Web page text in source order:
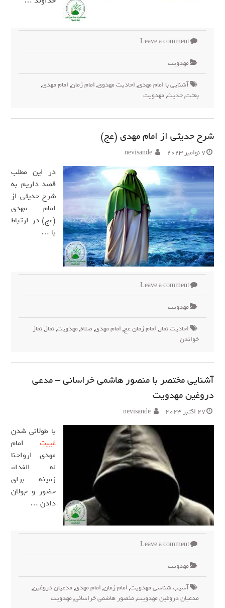
Leave a comment
مهدويت
آشنایی با امام مهدی,احادیث مهدوی,امام زمان,امام مهدی,
بعثت,حدیث,مهدویت
شرح حدیثی از امام مهدی (عج)
7 نوامبر 2023 nevisande
در این مطلب
قصد داریم به
شرح حدیثی از
امام مهدی
(عج) در ارتباط
با …
Leave a comment
مهدويت
احادیث نمار,امام زمان عج,امام مهدی,صلاه,مهدویت,نماز,نماز
خواندن
آشنایی مختصر با منصور هاشمی خراسانی – مدعی
دروغین مهدویت
27 اکتبر 2023 nevisande
با طولانی شدن
غیبتامام
مهدی ارواحنا
له الفداء،
زمینه برای
حضور و جولان
دادن …
Leave a comment
مهدويت
آسیب شناسی مهدویت,امام زمان,امام مهدی,مدعیان دروغین,
مدعیان دروغین مهدویت,منصور هاشمی خراسانی,مهدویت